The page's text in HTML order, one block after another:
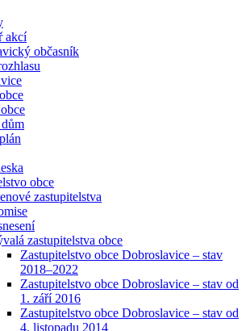
akcí
občasník
obce
zastupitelstva
zastupitelstva obce
Zastupitelstvo obce Dobroslavice – stav
2018–2022
Zastupitelstvo obce Dobroslavice – stav od
1. září 2016
Zastupitelstvo obce Dobroslavice – stav od
4. listopadu 2014